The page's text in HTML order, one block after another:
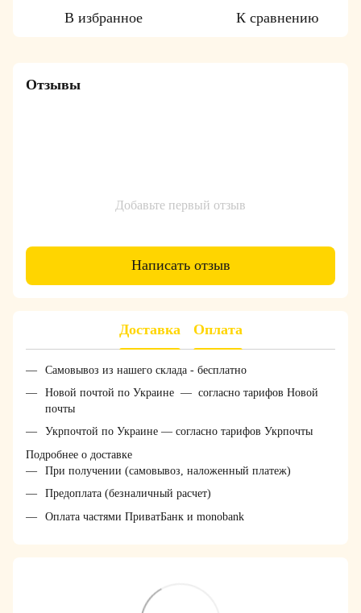
В избранное К сравнению
Отзывы
Добавьте первый отзыв
Написать отзыв
Доставка Оплата
Самовывоз из нашего склада - бесплатно
Новой почтой по Украине — согласно тарифов Новой
почты
Укрпочтой по Украине — согласно тарифов Укрпочты
Подробнее о доставке
При получении (самовывоз, наложенный платеж)
Предоплата (безналичный расчет)
Оплата частями ПриватБанк и monobank